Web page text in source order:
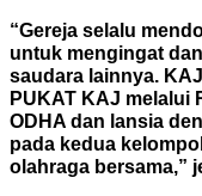
“Gereja selalu
untuk mengingat
saudara lainnya.
PUKAT KAJ melalui
ODHA dan lansia
pada kedua
olahraga bersama,”